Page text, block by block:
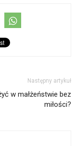
Następny artykuł
w małżeństwie bez
miłości?